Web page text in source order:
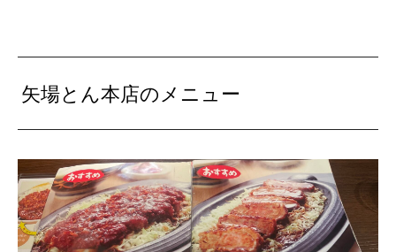
矢場とん本店のメニュー